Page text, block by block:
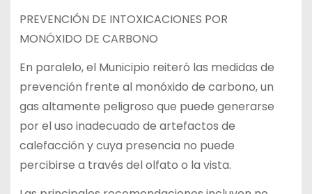
PREVENCIÓN DE INTOXICACIONES POR
MONÓXIDO DE CARBONO
En paralelo, el Municipio reiteró las medidas de
prevención frente al monóxido de carbono, un
gas altamente peligroso que puede generarse
por el uso inadecuado de artefactos de
calefacción y cuya presencia no puede
percibirse a través del olfato o la vista.